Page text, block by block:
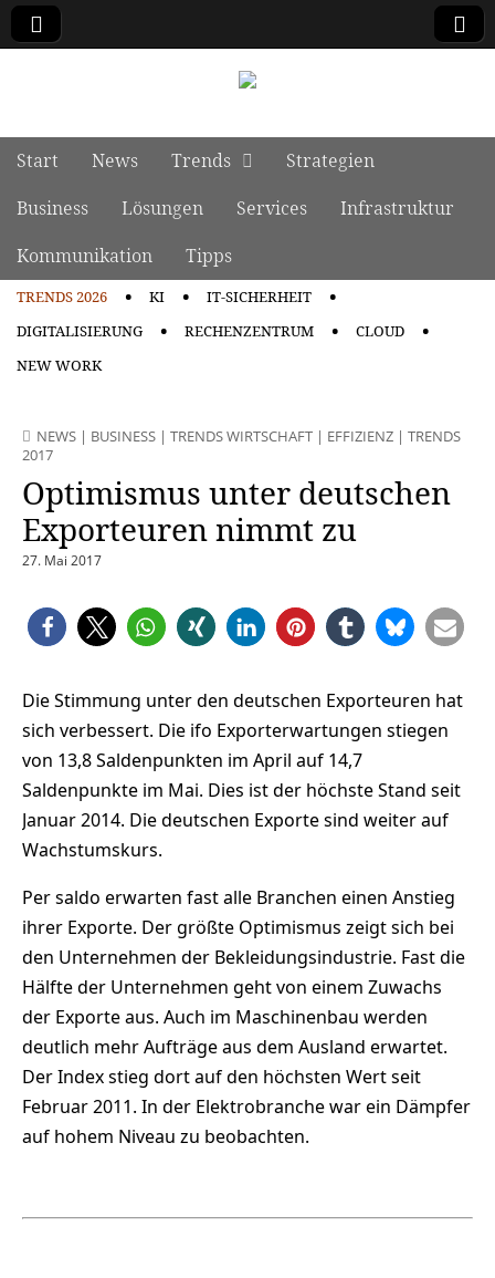
Main menu
Skip to content
Start News Trends
Strategien
Business
Lösungen Services
Infrastruktur
Kommunikation
Tipps
TRENDS 2026 KI
IT-SICHERHEIT
DIGITALISIERUNG
RECHENZENTRUM
CLOUD
NEW WORK
NEWS | BUSINESS | TRENDS WIRTSCHAFT | EFFIZIENZ | TRENDS
2017
Optimismus unter deutschen
Exporteuren nimmt zu
27. Mai 2017
Die Stimmung unter den deutschen Exporteuren hat
sich verbessert. Die ifo Exporterwartungen stiegen
von 13,8 Saldenpunkten im April auf 14,7
Saldenpunkte im Mai. Dies ist der höchste Stand seit
Januar 2014. Die deutschen Exporte sind weiter auf
Wachstumskurs.
Per saldo erwarten fast alle Branchen einen Anstieg
ihrer Exporte. Der größte Optimismus zeigt sich bei
den Unternehmen der Bekleidungsindustrie. Fast die
Hälfte der Unternehmen geht von einem Zuwachs
der Exporte aus. Auch im Maschinenbau werden
deutlich mehr Aufträge aus dem Ausland erwartet.
Der Index stieg dort auf den höchsten Wert seit
Februar 2011. In der Elektrobranche war ein Dämpfer
auf hohem Niveau zu beobachten.